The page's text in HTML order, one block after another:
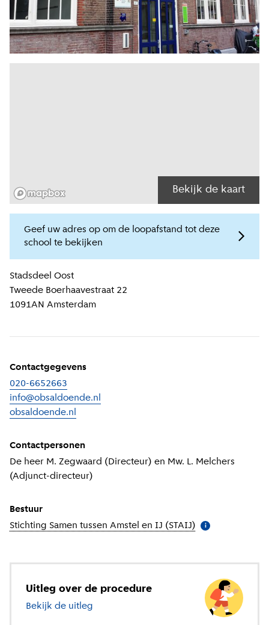
Bekijk de kaart
Geef uw adres op om de loopafstand tot deze
school te bekijken
Locatiegegevens
Stadsdeel Oost
Tweede Boerhaavestraat 22
1091AN Amsterdam
Contactgegevens
020-6652663
info@obsaldoende.nl
obsaldoende.nl
Contactpersonen
De heer M. Zegwaard (Directeur) en Mw. L. Melchers
(Adjunct-directeur)
Bestuur
Stichting Samen tussen Amstel en IJ (STAIJ) Meer informatie
i
Uitleg over de procedure
Bekijk de uitleg